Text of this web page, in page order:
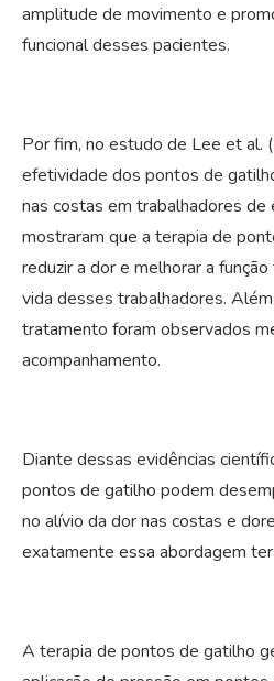
amplitude de movimento e
funcional desses pacientes.
Por fim, no estudo de Lee et al.
efetividade dos pontos de
nas costas em trabalhadores
mostraram que a terapia de
reduzir a dor e melhorar a
vida desses trabalhadores.
tratamento foram observados
acompanhamento.
Diante dessas evidências
pontos de gatilho podem
no alívio da dor nas costas e
exatamente essa abordagem
A terapia de pontos de gatilho